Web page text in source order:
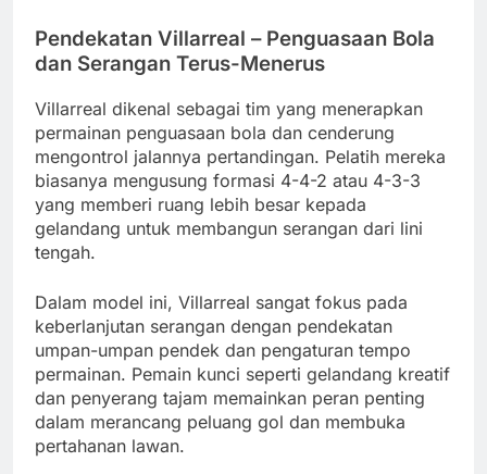
Pendekatan Villarreal – Penguasaan Bola
dan Serangan Terus-Menerus
Villarreal dikenal sebagai tim yang menerapkan
permainan penguasaan bola dan cenderung
mengontrol jalannya pertandingan. Pelatih mereka
biasanya mengusung formasi 4-4-2 atau 4-3-3
yang memberi ruang lebih besar kepada
gelandang untuk membangun serangan dari lini
tengah.
Dalam model ini, Villarreal sangat fokus pada
keberlanjutan serangan dengan pendekatan
umpan-umpan pendek dan pengaturan tempo
permainan. Pemain kunci seperti gelandang kreatif
dan penyerang tajam memainkan peran penting
dalam merancang peluang gol dan membuka
pertahanan lawan.